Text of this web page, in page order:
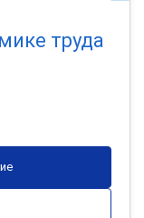
труда